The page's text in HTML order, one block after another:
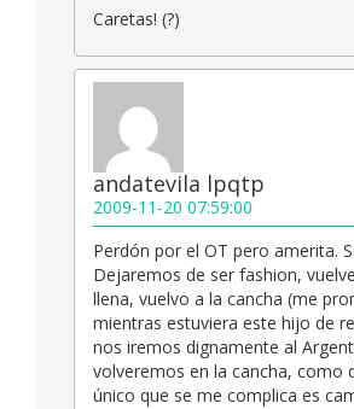
Caretas! (?)
andatevila lpqtp
2009-11-20 07:59:00
Perdón por el OT pero amerita.
Dejaremos de ser fashion,
llena, vuelvo a la cancha (me
mientras estuviera este hijo de
nos iremos dignamente al
volveremos en la cancha, como
único que se me complica es